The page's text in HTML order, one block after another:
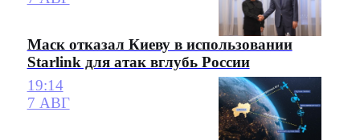
Маск отказал Киеву в использовании
Starlink для атак вглубь России
19:14
7 АВГ